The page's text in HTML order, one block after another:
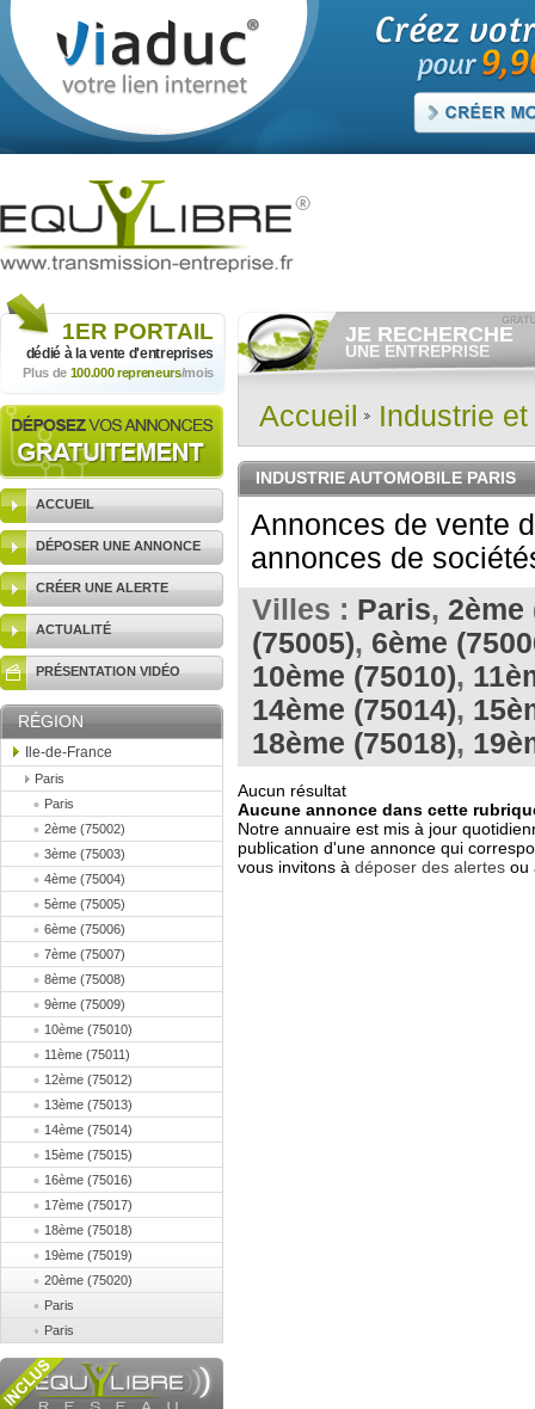
1ER PORTAIL
dédié à la vente d'entreprises
Plus de 100.000 repreneurs/mois
ACCUEIL
DÉPOSER UNE ANNONCE
CRÉER UNE ALERTE
ACTUALITÉ
PRÉSENTATION VIDÉO
RÉGION
Ile-de-France
Paris
Paris
2ème (75002)
3ème (75003)
4ème (75004)
5ème (75005)
6ème (75006)
7ème (75007)
8ème (75008)
9ème (75009)
10ème (75010)
11ème (75011)
12ème (75012)
13ème (75013)
14ème (75014)
15ème (75015)
16ème (75016)
17ème (75017)
18ème (75018)
19ème (75019)
20ème (75020)
Paris
Paris
JE RECHERCHE
UNE ENTREPRISE
Consulter gratuitementles
vendre.
Et/ou déposergratuitement
RECHERCHER UNE
ANNONCE
Accueil Industrie
INDUSTRIE AUTOMOBILE PARIS
Annonces de vente
annonces de
Villes : Paris, 2ème
(75005), 6ème
10ème (75010),
14ème (75014),
18ème (75018),
Aucun résultat
Aucune annonce dans cette
Notre annuaire est mis à jour
publication d'une annonce qui
vous invitons à déposer des alertes ou